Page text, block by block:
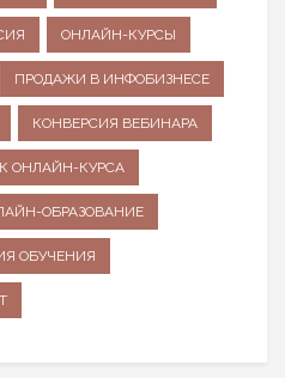
ОНЛАЙН-КУРСЫ
ПРОДАЖИ В ИНФОБИЗНЕСЕ
КОНВЕРСИЯ ВЕБИНАРА
ОНЛАЙН-КУРСА
ОБРАЗОВАНИЕ
ОБУЧЕНИЯ